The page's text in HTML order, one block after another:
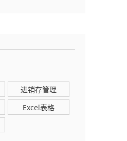
进销存管理
Excel表格